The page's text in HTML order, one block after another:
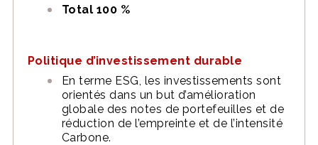
Total 100 %
Politique d’investissement durable
En terme ESG, les investissements sont
orientés dans un but d’amélioration
globale des notes de portefeuilles et de
réduction de l’empreinte et de l’intensité
Carbone.